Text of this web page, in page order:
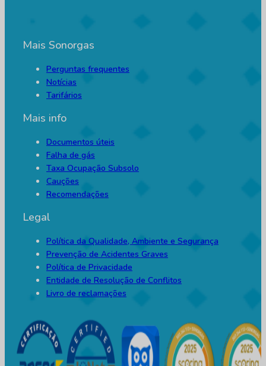
Mais Sonorgas
Perguntas frequentes
Notícias
Tarifários
Mais info
Documentos úteis
Falha de gás
Taxa Ocupação Subsolo
Cauções
Recomendações
Legal
Política da Qualidade, Ambiente e Segurança
Prevenção de Acidentes Graves
Política de Privacidade
Entidade de Resolução de Conflitos
Livro de reclamações